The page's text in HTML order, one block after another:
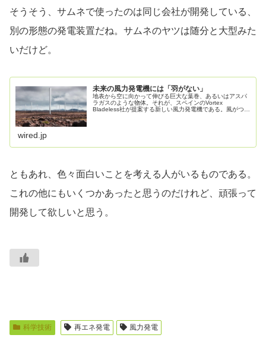
そうそう、サムネで使ったのは同じ会社が開発している、
別の形態の発電装置だね。サムネのヤツは随分と大型みた
いだけど。
未来の風力発電機には「羽がない」
地表から空に向かって伸びる巨大な葉巻、あるいはアスパ
ラガスのような物体。それが、スペインのVortex
Bladeless社が提案する新しい風力発電機である。風がつく
wired.jp
ともあれ、色々面白いことを考える人がいるものである。
これの他にもいくつかあったと思うのだけれど、頑張って
開発して欲しいと思う。
科学技術 再エネ発電 風力発電